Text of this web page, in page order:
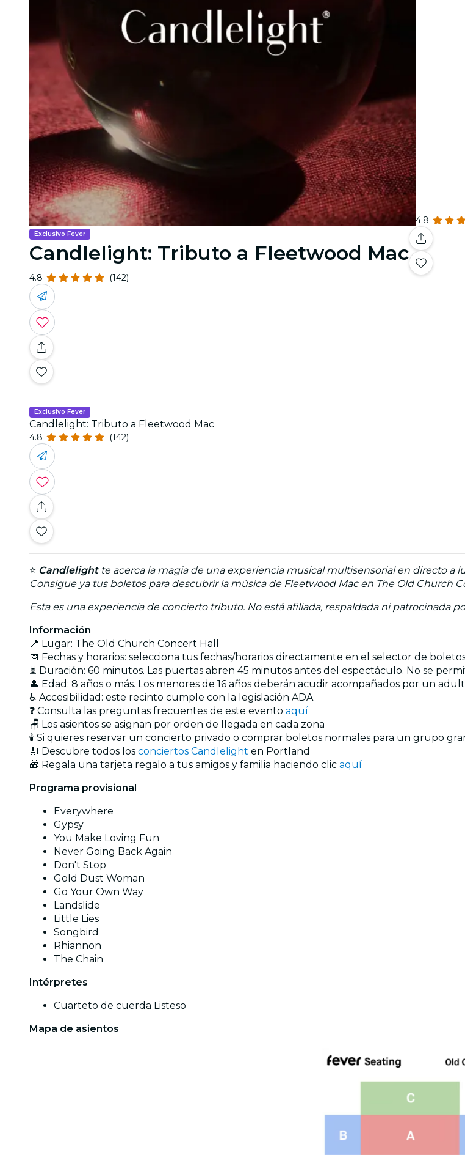
4.8
Exclusivo Fever
Candlelight: Tributo a Fleetwood Mac
4.8 (142)
Exclusivo Fever
Candlelight: Tributo a Fleetwood Mac
4.8 (142)
⭐ Candlelightte acerca la magia de una experiencia musical multisensorial en directo a
Consigue ya tus boletos para descubrir la música de Fleetwood Mac en The Old Church
Esta es una experiencia de concierto tributo. No está afiliada, respaldada ni patrocinada
Información
📍 Lugar: The Old Church Concert Hall
📅 Fechas y horarios: selecciona tus fechas/horarios directamente en el selector de
⏳ Duración: 60 minutos. Las puertas abren 45 minutos antes del espectáculo. No se
👤 Edad: 8 años o más. Los menores de 16 años deberán acudir acompañados por un
♿ Accesibilidad: este recinto cumple con la legislación ADA
❓ Consulta las preguntas frecuentes de este evento aquí
🪑 Los asientos se asignan por orden de llegada en cada zona
🕯️ Si quieres reservar un concierto privado o comprar boletos normales para un grupo
🎻 Descubre todos los conciertos Candlelight en Portland
🎁 Regala una tarjeta regalo a tus amigos y familia haciendo clic aquí
Programa provisional
Everywhere
Gypsy
You Make Loving Fun
Never Going Back Again
Don't Stop
Gold Dust Woman
Go Your Own Way
Landslide
Little Lies
Songbird
Rhiannon
The Chain
Intérpretes
Cuarteto de cuerda Listeso
Mapa de asientos